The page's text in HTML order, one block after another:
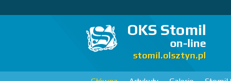
OKS Stomil
on-line
stomil.olsztyn.pl